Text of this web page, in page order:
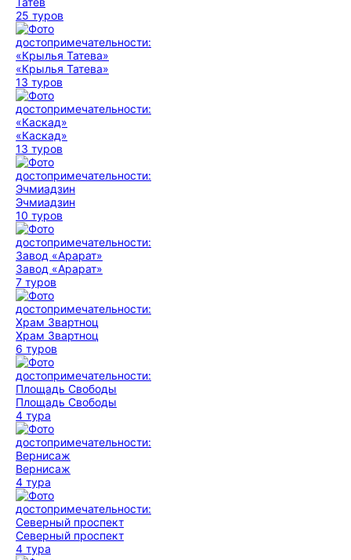
25 туров
«Крылья Татева»
13 туров
«Каскад»
13 туров
Эчмиадзин
10 туров
Завод «Арарат»
7 туров
Храм Звартноц
6 туров
Площадь Свободы
4 тура
Вернисаж
4 тура
Северный проспект
4 тура